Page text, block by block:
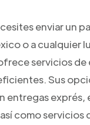
enviar un
o a cualquier
servicios de
Sus
entregas exprés,
como servicios